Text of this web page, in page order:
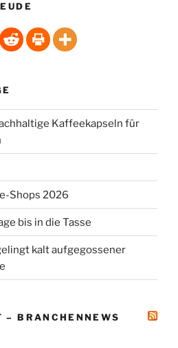
Kaffeekapseln für
Shops 2026
bis in die Tasse
kalt aufgegossener
– BRANCHENNEWS